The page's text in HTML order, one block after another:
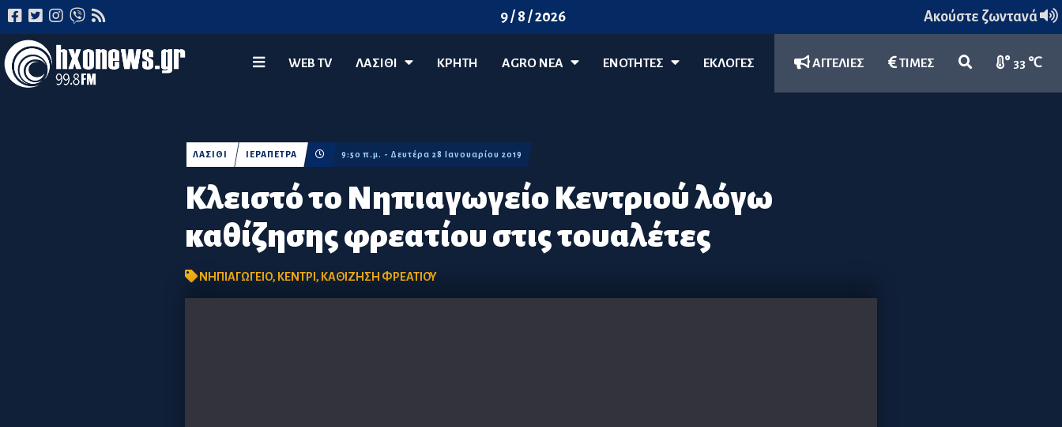
9 / 8 / 2026 Ακούστε ζωντανά
WEB TV ΛΑΣΊΘΙ ΚΡΗΤΗ AGRO ΝΈΑ ΕΝΟΤΗΤΕΣ ΕΚΛΟΓΕΣ ΑΓΓΕΛΙΕΣ ΤΙΜΕΣ 33 ℃
Κλειστό το Νηπιαγωγείο Κεντριού λόγω
καθίζησης φρεατίου στις τουαλέτες
ΛΑΣΙΘΙ ΙΕΡΑΠΕΤΡΑ 9:50 π.μ. - Δευτέρα 28 Ιανουαρίου 2019
ΝΗΠΙΑΓΩΓΕΙΟ, ΚΕΝΤΡΙ , ΚΑΘΙΖΗΣΗ ΦΡΕΑΤΙΟΥ